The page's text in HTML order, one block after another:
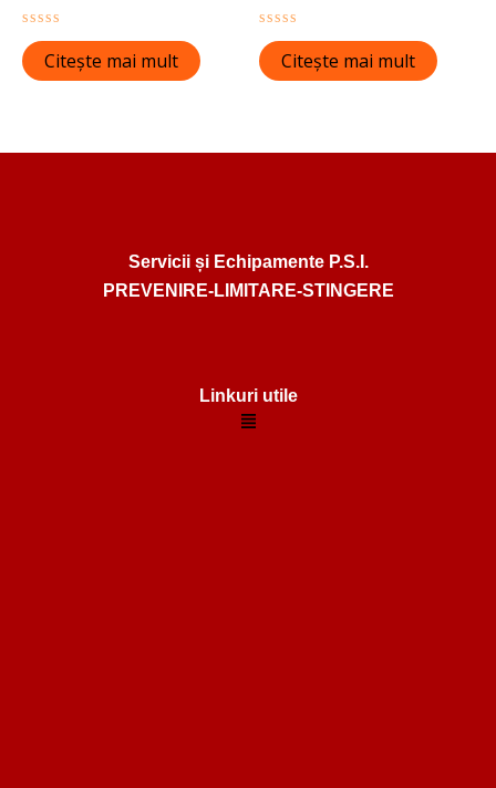
Evaluat
la
0
din
Citește mai mult
Evaluat
la
0
din
Citește mai mult
Servicii și Echipamente P.S.I.
PREVENIRE-LIMITARE-STINGERE
Linkuri utile
Menu